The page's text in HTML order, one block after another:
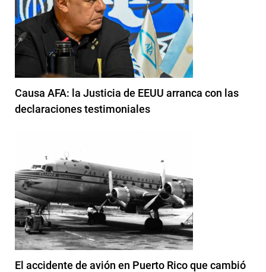
Causa AFA: la Justicia de EEUU arranca con las
declaraciones testimoniales
El accidente de avión en Puerto Rico que cambió